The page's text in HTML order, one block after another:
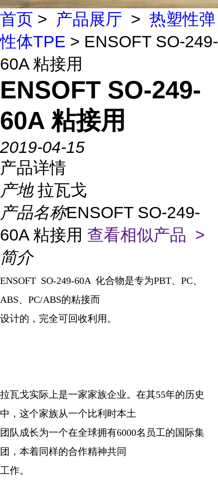
首页 > 产品展厅 > 热塑性弹
性体TPE > ENSOFT SO-249-
60A 粘接用
ENSOFT SO-249-
60A 粘接用
2019-04-15
产品详情
产地 拉瓦戈
产品名称ENSOFT SO-249-
60A 粘接用 查看相似产品 >
简介
ENSOFT SO-249-60A 化合物是专为PBT、 PC、
ABS、 PC/ABS的粘接而
设计的，完全可回收利用。
拉瓦戈实际上是一家家族企业。在其55年的历史
中，这个家族从一个比利时本土
团队成长为一个在全球拥有6000名员工的国际集
团，本着同样的合作精神共同
工作。